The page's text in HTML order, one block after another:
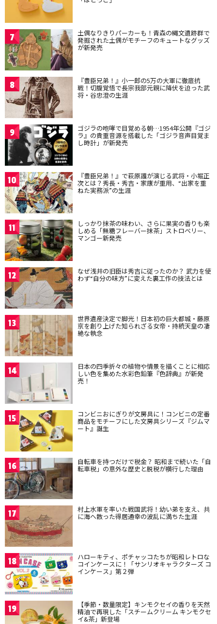
7 土偶なりきりパーカーも！青森の縄文遺跡群で
発掘された土偶がモチーフのキュートなグッズ
が新発売
8 『豊臣兄弟！』小一郎の5万の大軍に徹底抗
戦！切腹覚悟で長宗我部元親に降伏を迫った武
将・谷忠澄の生涯
9 ゴジラの咆哮で目覚める朝…1954年公開『ゴジ
ラ』の貴重音源を搭載した「ゴジラ音声目覚ま
し時計」が新発売
10 『豊臣兄弟！』で萩原護が演じる武将・小堀正
次とは？秀長・秀吉・家康が重用、“出家を重
ねた実務派”の生涯
11 しっかり抹茶の味わい、さらに果実の香りも楽
しめる「無糖フレーバー抹茶」ストロベリー、
マンゴー新発売
12 なぜ浅井の旧臣は秀吉に従ったのか？ 武力を使
わず“自分の味方”に変えた裏工作の技法とは
13 世界遺産決定で脚光！日本初の巨大都城・藤原
京を創り上げた知られざる女帝・持統天皇の凄
絶な執念
14 日本の四季折々の植物や情景を描くことに相応
しい色を集めた水彩色鉛筆『色辞典』が新発
売！
15 コンビニおにぎりが文房具に！コンビニの定番
商品をモチーフにした文房具シリーズ『ジムマ
ート』誕生
16 自転車を持つだけで税金？ 昭和まで続いた「自
転車税」の意外な歴史と脱税が横行した理由
17 村上水軍を率いた戦国武将！幼い弟を支え、共
に海へ散った得居通幸の波乱に満ちた生涯
18 ハローキティ、ポチャッコたちが昭和レトロな
コインケースに！「サンリオキャラクターズ コ
インケース」第２弾
19 【季節・数量限定】キンモクセイの香りを天然
精油で再現した「スチームクリーム キンモクセ
イ&茶」新登場